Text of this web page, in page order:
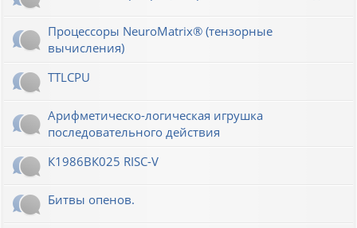
Процессоры NeuroMatrix® (тензорные
вычисления)
TTLCPU
Арифметическо-логическая игрушка
последовательного действия
К1986ВК025 RISC-V
Битвы опенов.